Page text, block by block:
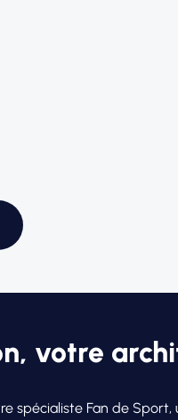
votre
spécialiste Fan de